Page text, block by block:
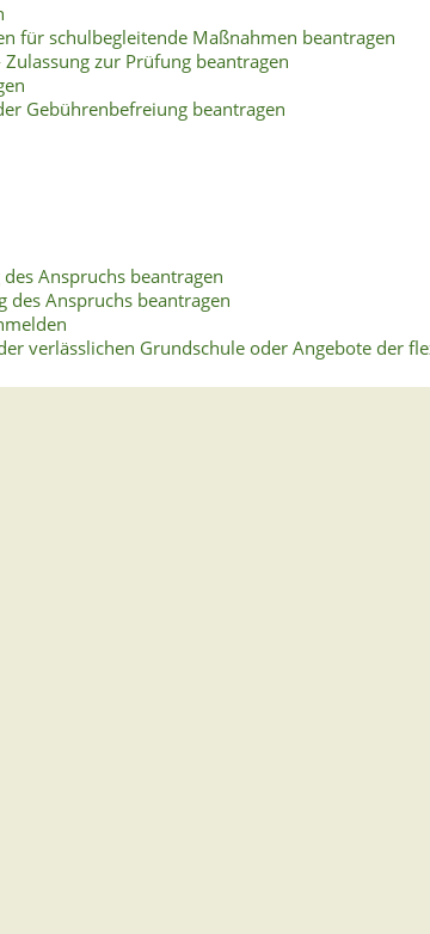
für schulbegleitende Maßnahmen beantragen
zur Prüfung beantragen
Gebührenbefreiung beantragen
Anspruchs beantragen
des Anspruchs beantragen
verlässlichen Grundschule oder Angebote der